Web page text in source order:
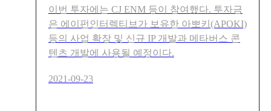
이번 투자에는 CJ ENM 등이 참여했다. 투자금
은 에이펀인터렉티브가 보유한 아뽀키(APOKI)
등의 사업 확장 및 신규 IP 개발과 메타버스 콘
텐츠 개발에 사용될 예정이다.
2021-09-23